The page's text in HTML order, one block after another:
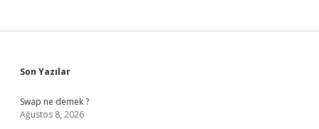
Sidebar
Son Yazılar
Swap ne demek ?
Ağustos 8, 2026